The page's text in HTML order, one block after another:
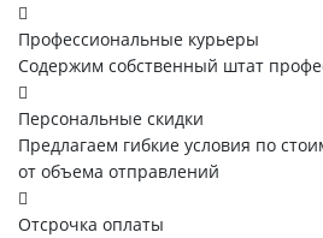
Профессиональные курьеры
Содержим собственный штат
Персональные скидки
Предлагаем гибкие условия по
от объема отправлений
Отсрочка оплаты